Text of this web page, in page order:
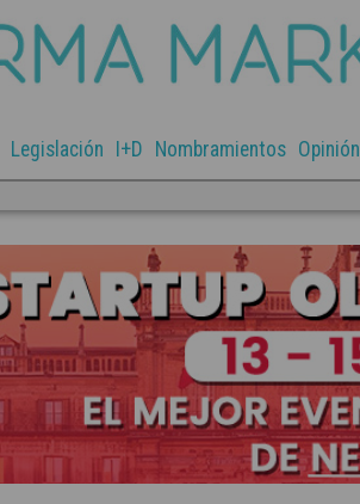
Legislación I+D Nombramientos Opinión